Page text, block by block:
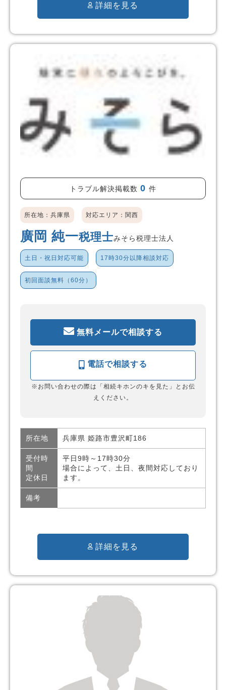
詳細を見る
トラブル解決掲載数 0 件
所在地：兵庫県 対応エリア：関西
廣岡 純一税理士みそら税理士法人
土日・祝日対応可能 17時30分以降相談対応
初回面談無料（60分）
無料メールで相談する
電話で相談する
※お問い合わせの際は「相続キホンのキを見た」とお伝
えください。
所在地 兵庫県 姫路市豊沢町186
受付時
間
定休日
平日9時～17時30分
場合によって、土日、夜間対応しており
ます。
備考
詳細を見る